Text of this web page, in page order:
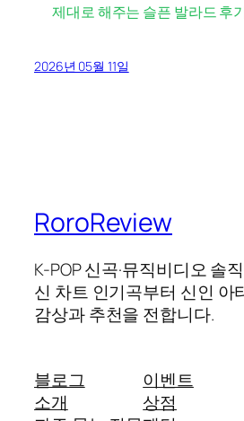
제대로 해주는 슬픈 발라드 후
2026년 05월 11일
RoroReview
K-POP 신곡·뮤직비디오 솔
신 차트 인기곡부터 신인 아
감상과 추천을 전합니다.
블로그
소개
이벤트
상점